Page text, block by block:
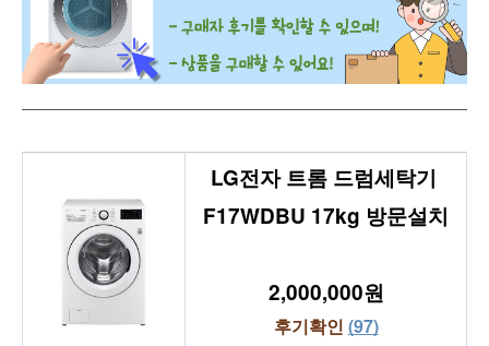
LG전자 트롬 드럼세탁기
F17WDBU 17kg 방문설치
2,000,000원
후기확인 (97)